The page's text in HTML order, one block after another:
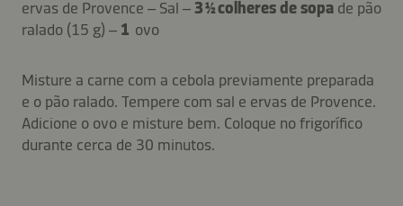
ervas de Provence – Sal – 3 ½ colheres de sopa de pão
ralado (15 g) – 1 ovo
Misture a carne com a cebola previamente preparada
e o pão ralado. Tempere com sal e ervas de Provence.
Adicione o ovo e misture bem. Coloque no frigorífico
durante cerca de 30 minutos.